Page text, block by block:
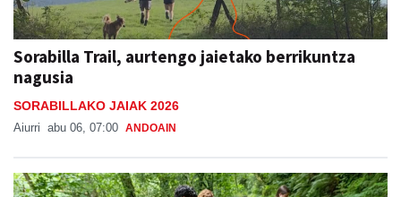
Sorabilla Trail, aurtengo jaietako berrikuntza
nagusia
SORABILLAKO JAIAK 2026
Aiurri abu 06, 07:00 ANDOAIN